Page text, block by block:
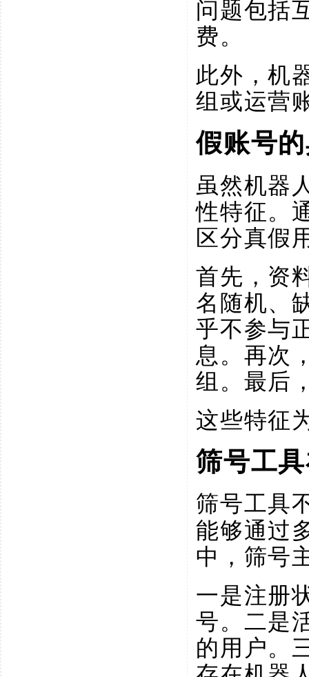
问题包括
费。
此外，机
组或运营
假账号
虽然机器
性特征。
区分真假
首先，资
名随机、
乎不参与
息。再次
组。最后
这些特征
筛号工
筛号工具
能够通过
中，筛号
一是注册
号。二是
的用户。